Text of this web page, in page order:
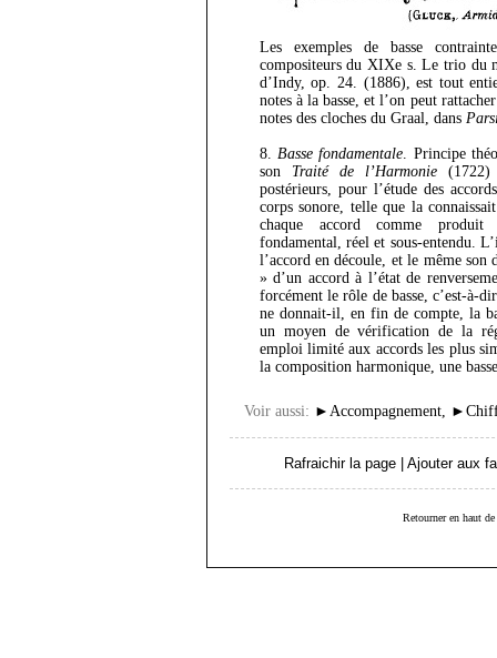
Les exemples de basse
compositeurs du XIXe s. Le trio du
d’Indy, op. 24. (1886), est tout
notes à la basse, et l’on peut
notes des cloches du Graal, dans
8. Basse fondamentale. Principe
son Traité de l’Harmonie (1722)
postérieurs, pour l’étude des
corps sonore, telle que la
chaque accord comme produit
fondamental, réel et sous-entendu.
l’accord en découle, et le même son
» d’un accord à l’état de
forcément le rôle de basse, c’est-à-
ne donnait-il, en fin de compte, la
un moyen de vérification de la
emploi limité aux accords les plus
la composition harmonique, une
Voir aussi: ► Accompagnement, ►
Rafraichir la page Ajouter aux
Retourner en haut de